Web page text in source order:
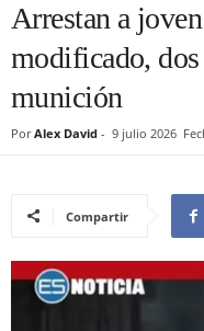
Arrestan a
modificado,
munición
Por Alex David - 9 julio 2026
Compartir